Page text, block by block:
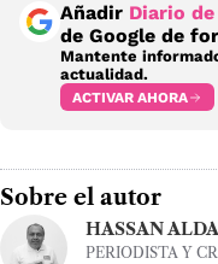
Añadir Diario
de Google de
Mantente
actualidad.
ACTIVAR AHORA
Sobre el autor
HASSAN
PERIODISTA Y